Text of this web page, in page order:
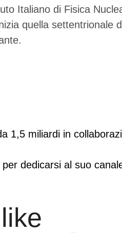
Italiano di Fisica
quella
dedicarsi al suo